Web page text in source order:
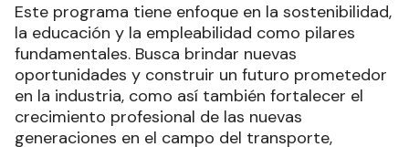
Este programa tiene enfoque en la sostenibilidad,
la educación y la empleabilidad como pilares
fundamentales. Busca brindar nuevas
oportunidades y construir un futuro prometedor
en la industria, como así también fortalecer el
crecimiento profesional de las nuevas
generaciones en el campo del transporte,